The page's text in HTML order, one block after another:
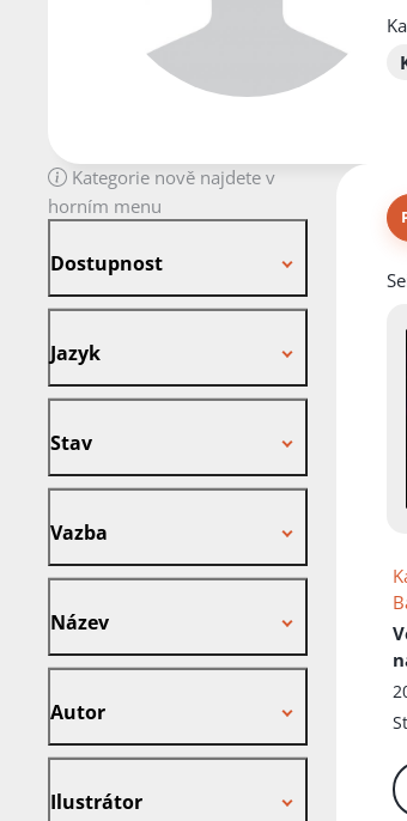
Kategorie nově najdete v
horním menu
Dostupnost
Jazyk
Stav
Vazba
Název
Autor
Ilustrátor